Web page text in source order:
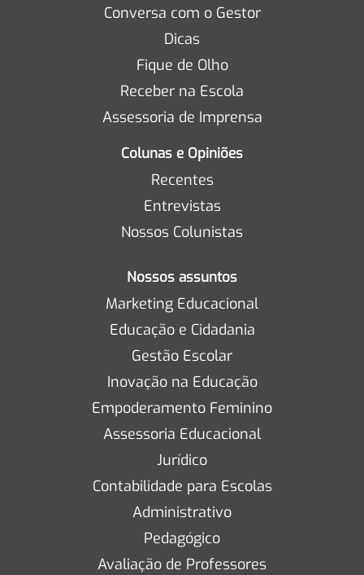
Conversa com o Gestor
Dicas
Fique de Olho
Receber na Escola
Assessoria de Imprensa
Colunas e Opiniões
Recentes
Entrevistas
Nossos Colunistas
Nossos assuntos
Marketing Educacional
Educação e Cidadania
Gestão Escolar
Inovação na Educação
Empoderamento Feminino
Assessoria Educacional
Jurídico
Contabilidade para Escolas
Administrativo
Pedagógico
Avaliação de Professores